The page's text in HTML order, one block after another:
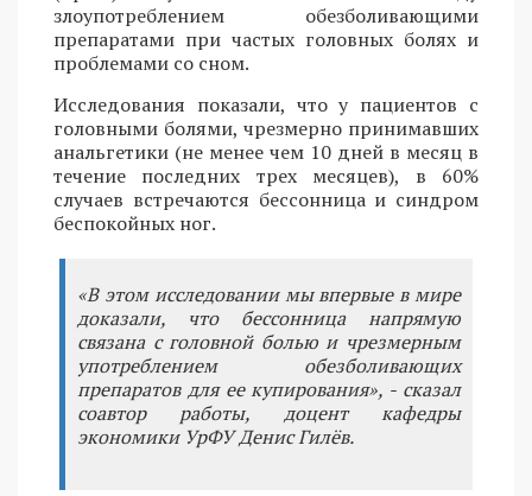
злоупотреблением обезболивающими
препаратами при частых головных болях и
проблемами со сном.
Исследования показали, что у пациентов с
головными болями, чрезмерно принимавших
анальгетики (не менее чем 10 дней в месяц в
течение последних трех месяцев), в 60%
случаев встречаются бессонница и синдром
беспокойных ног.
«В этом исследовании мы впервые в мире
доказали, что бессонница напрямую
связана с головной болью и чрезмерным
употреблением обезболивающих
препаратов для ее купирования», - сказал
соавтор работы, доцент кафедры
экономики УрФУ Денис Гилёв.